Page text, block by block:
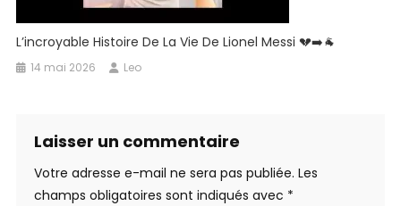
L’incroyable Histoire De La Vie De Lionel Messi 💔➡️🐐
14 mai 2026 Leo
Laisser un commentaire
Votre adresse e-mail ne sera pas publiée. Les
champs obligatoires sont indiqués avec *